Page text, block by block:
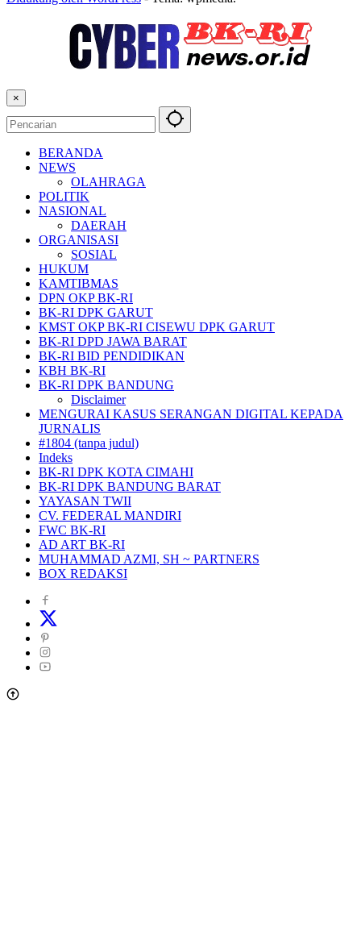
×
BERANDA
NEWS
OLAHRAGA
POLITIK
NASIONAL
DAERAH
ORGANISASI
SOSIAL
HUKUM
KAMTIBMAS
DPN OKP BK-RI
BK-RI DPK GARUT
KMST OKP BK-RI CISEWU DPK GARUT
BK-RI DPD JAWA BARAT
BK-RI BID PENDIDIKAN
KBH BK-RI
BK-RI DPK BANDUNG
Disclaimer
MENGURAI KASUS SERANGAN DIGITAL KEPADA
JURNALIS
#1804 (tanpa judul)
Indeks
BK-RI DPK KOTA CIMAHI
BK-RI DPK BANDUNG BARAT
YAYASAN TWII
CV. FEDERAL MANDIRI
FWC BK-RI
AD ART BK-RI
MUHAMMAD AZMI, SH ~ PARTNERS
BOX REDAKSI